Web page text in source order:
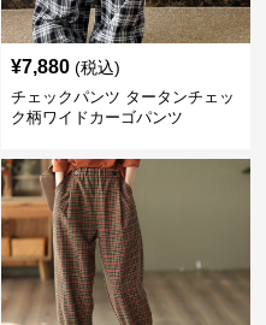
¥7,880 (税込)
チェックパンツ タータンチェッ
ク柄ワイドカーゴパンツ